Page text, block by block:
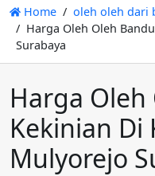
Home
oleh oleh dari
Harga Oleh Oleh
Surabaya
Harga
Kekinian Di
Mulyorejo